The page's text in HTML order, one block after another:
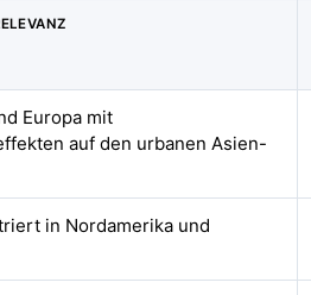
Europa mit
auf den urbanen Asien-
in Nordamerika und